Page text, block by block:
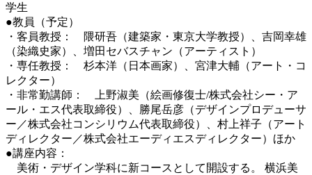
学生
●教員（予定）
・客員教授： 隈研吾（建築家・東京大学教授）、吉岡幸雄
（染織史家）、増田セバスチャン（アーティスト）
・専任教授： 杉本洋（日本画家）、宮津大輔（アート・コ
レクター）
・非常勤講師： 上野淑美（絵画修復士/株式会社シー・ア
ール・エス代表取締役）、勝尾岳彦（デザインプロデューサ
ー／株式会社コンシリウム代表取締役）、村上祥子（アート
ディレクター／株式会社エーディエスディレクター）ほか
●講座内容：
美術・デザイン学科に新コースとして開設する。 横浜美